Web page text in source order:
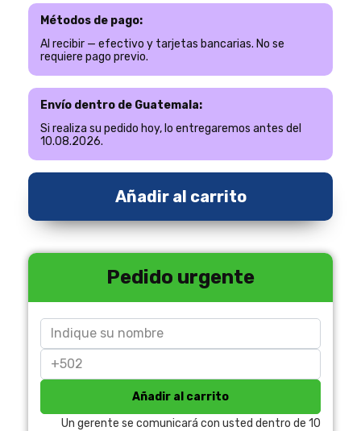
Métodos de pago:
Al recibir — efectivo y tarjetas bancarias. No se
requiere pago previo.
Envío dentro de Guatemala:
Si realiza su pedido hoy, lo entregaremos antes del
10.08.2026.
Añadir al carrito
Pedido urgente
Añadir al carrito
Un gerente se comunicará con usted dentro de 10